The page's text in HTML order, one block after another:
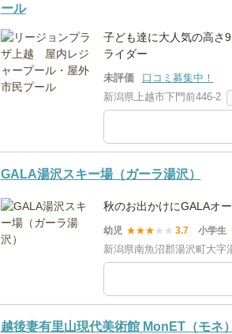
ール
子ども達に大人気の高さ
ライダー
未評価
口コミ募集中！
新潟県上越市下門前446-2
GALA湯沢スキー場（ガーラ湯沢）
秋のお出かけにGALAオ
幼児 ★★★ ★ ★ 3.7 小学生
新潟県南魚沼郡湯沢町大字
越後妻有里山現代美術館 MonET（モネ）